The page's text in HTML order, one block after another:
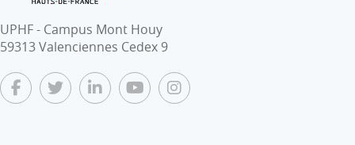
UPHF - Campus Mont Houy
59313 Valenciennes Cedex 9